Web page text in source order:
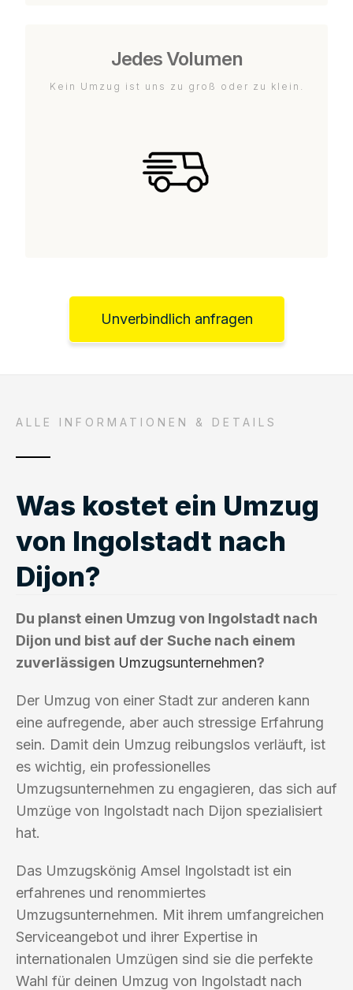
Jedes Volumen
Kein Umzug ist uns zu groß oder zu klein.
Unverbindlich anfragen
ALLE INFORMATIONEN & DETAILS
Was kostet ein Umzug
von Ingolstadt nach
Dijon?
Du planst einen Umzug von Ingolstadt nach
Dijon und bist auf der Suche nach einem
zuverlässigen Umzugsunternehmen?
Der Umzug von einer Stadt zur anderen kann
eine aufregende, aber auch stressige Erfahrung
sein. Damit dein Umzug reibungslos verläuft, ist
es wichtig, ein professionelles
Umzugsunternehmen zu engagieren, das sich auf
Umzüge von Ingolstadt nach Dijon spezialisiert
hat.
Das Umzugskönig Amsel Ingolstadt ist ein
erfahrenes und renommiertes
Umzugsunternehmen. Mit ihrem umfangreichen
Serviceangebot und ihrer Expertise in
internationalen Umzügen sind sie die perfekte
Wahl für deinen Umzug von Ingolstadt nach